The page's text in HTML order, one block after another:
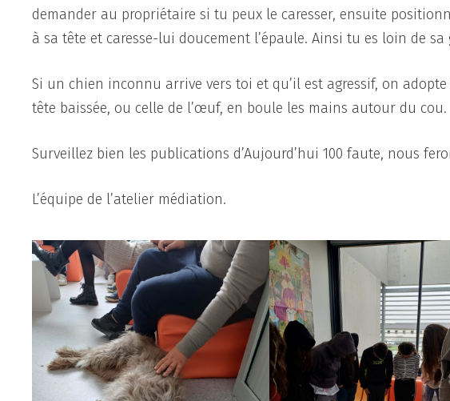
demander au propriétaire si tu peux le caresser, ensuite
à sa tête et caresse-lui doucement l’épaule. Ainsi tu es loin de
Si un chien inconnu arrive vers toi et qu’il est agressif, on
tête baissée, ou celle de l’œuf, en boule les mains autour du cou.
Surveillez bien les publications d’Aujourd’hui 100 faute, nous
L’équipe de l’atelier médiation.